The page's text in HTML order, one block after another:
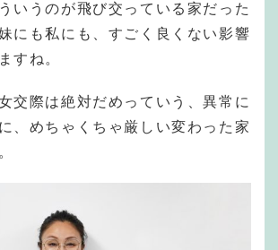
いうのが飛び交っている家だった
にも私にも、すごく良くない影響
すね。
交際は絶対だめっていう、異常に
、めちゃくちゃ厳しい変わった家